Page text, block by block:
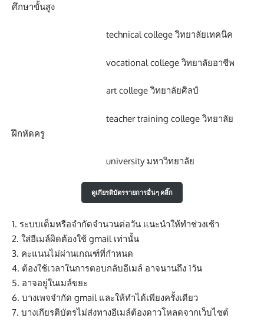
ศึกษาขั้นสูง
technical college วิทยาลัยเทคนิค
vocational college วิทยาลัยอาชีพ
art college วิทยาลัยศิลป์
teacher training college วิทยาลัย
ฝึกหัดครู
university มหาวิทยาลัย
ดูเกียรติบัตรรายการอื่นๆ คลิ๊ก
1. ระบบเต็มหรือจำกัดจำนวนต่อวัน แนะนำให้ทำช่วงเช้า
2. ใส่อีเมล์ผิดต้องใช้ gmail เท่านั้น
3. คะแนนไม่ผ่านเกณฑ์ที่กำหนด
4. ต้องใช้เวลาในการตอบกลับอีเมล์ อาจนานถึง 1วัน
5. อาจอยู่ในเมล์ขยะ
6. บางเพจจำกัด gmail และให้ทำได้เพียงครั้งเดียว
7. บางเกียรติบัตรไม่ส่งทางอีเมล์ต้องดาวโหลดจากเว็บไซต์